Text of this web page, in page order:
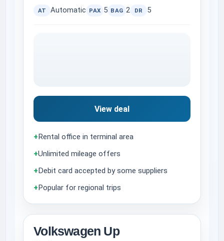
AT Automatic PAX 5 BAG 2 DR 5
View deal
+Rental office in terminal area
+Unlimited mileage offers
+Debit card accepted by some suppliers
+Popular for regional trips
Volkswagen Up